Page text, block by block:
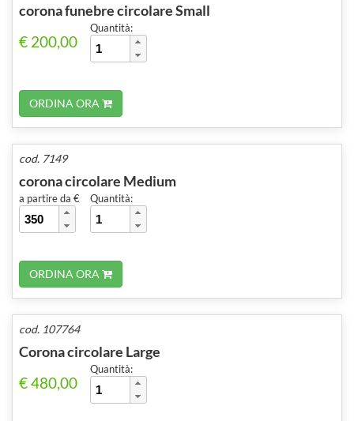
corona funebre circolare Small
€ 200,00
Quantità:
ORDINA ORA
cod. 7149
corona circolare Medium
a partire da € Quantità:
ORDINA ORA
cod. 107764
Corona circolare Large
€ 480,00
Quantità: